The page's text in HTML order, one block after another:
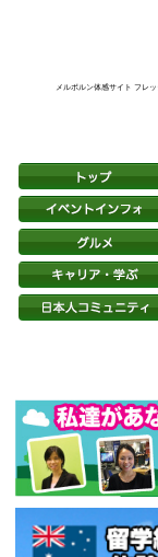
メルボルン体感サイト フレ